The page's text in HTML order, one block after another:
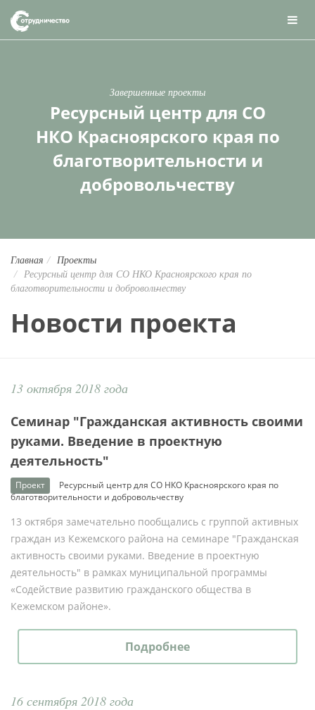
Завершенные проекты
Ресурсный центр для СО
НКО Красноярского края по
благотворительности и
добровольчеству
Главная
Проекты
Ресурсный центр для СО НКО Красноярского края по
благотворительности и добровольчеству
Новости проекта
13 октября 2018 года
Cеминар "Гражданская активность своими
руками. Введение в проектную
деятельность"
Проект
Ресурсный центр для СО НКО Красноярского края по
благотворительности и добровольчеству
13 октября замечательно пообщались с группой активных
граждан из Кежемского района на семинаре "Гражданская
активность своими руками. Введение в проектную
деятельность" в рамках муниципальной программы
«Содействие развитию гражданского общества в
Кежемском районе».
Подробнее
16 сентября 2018 года